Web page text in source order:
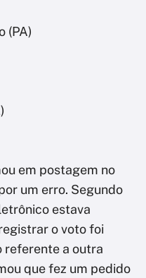
(PA)
em postagem no
um erro. Segundo
estava
o voto foi
referente a outra
que fez um pedido